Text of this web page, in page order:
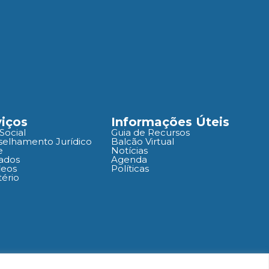
Jurídico
Informações Úteis
Guia de Recursos
Balcão Virtual
Notícias
Agenda
Políticas